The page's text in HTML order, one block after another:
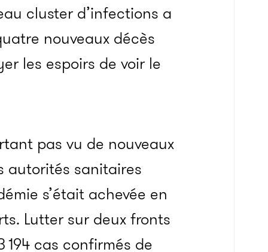
cluster d’infections a
nouveaux décès
les espoirs de voir le
pas vu de nouveaux
autorités sanitaires
s’était achevée en
Lutter sur deux fronts
cas confirmés de